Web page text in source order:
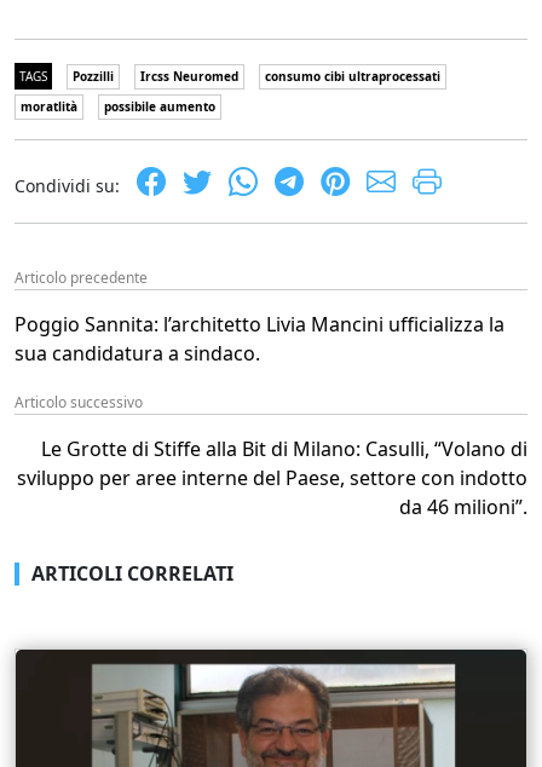
TAGS Pozzilli Ircss Neuromed
consumo cibi ultraprocessati
moratlità
possibile aumento
Condividi su:
Articolo precedente
Poggio Sannita: l’architetto Livia Mancini ufficializza la
sua candidatura a sindaco.
Articolo successivo
Le Grotte di Stiffe alla Bit di Milano: Casulli, “Volano di
sviluppo per aree interne del Paese, settore con indotto
da 46 milioni”.
ARTICOLI CORRELATI